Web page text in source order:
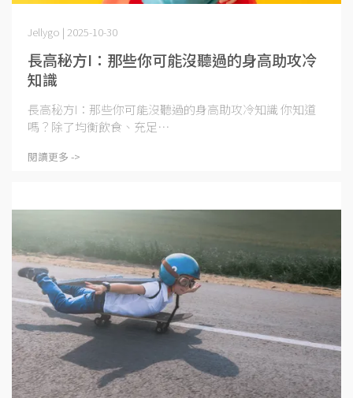
長高秘方I：那些你可能沒聽過的身高助攻冷
知識
Jellygo | 2025-10-30
長高秘方I：那些你可能沒聽過的身高助攻冷知識 你知道
嗎？除了均衡飲食、充足⋯
閱讀更多 ->